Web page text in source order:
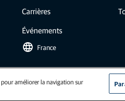
Carrières
Événements
language France
améliorer la navigation sur